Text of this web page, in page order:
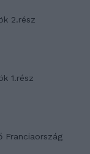
2.rész
1.rész
Franciaország